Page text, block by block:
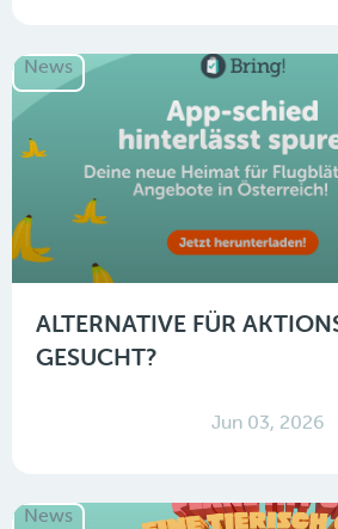
News
ALTERNATIVE FÜR
GESUCHT?
Jun 03, 2026
News